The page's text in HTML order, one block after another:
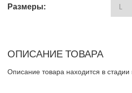
Размеры:
ОПИСАНИЕ ТОВАРА
Описание товара находится в